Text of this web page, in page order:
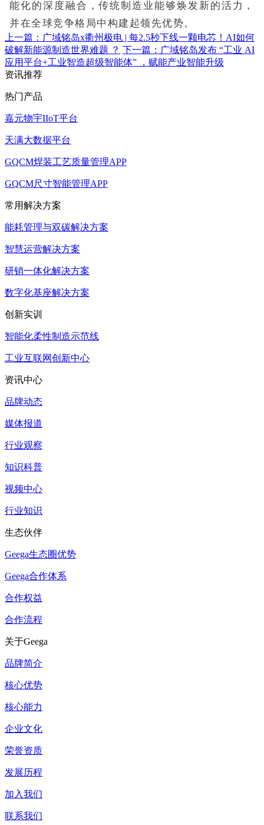
能化的深度融合，传统制造业能够焕发新的活力，
并在全球竞争格局中构建起领先优势。
上一篇：广域铭岛x衢州极电 | 每2.5秒下线一颗电芯！AI如何
破解新能源制造世界难题 ？ 下一篇：广域铭岛发布 “工业 AI
应用平台+工业智造超级智能体” ，赋能产业智能升级
资讯推荐
热门产品
嘉元物宇IIoT平台
天满大数据平台
GQCM焊装工艺质量管理APP
GQCM尺寸智能管理APP
常用解决方案
能耗管理与双碳解决方案
智慧运营解决方案
研销一体化解决方案
数字化基座解决方案
创新实训
智能化柔性制造示范线
工业互联网创新中心
资讯中心
品牌动态
媒体报道
行业观察
知识科普
视频中心
行业知识
生态伙伴
Geega生态圈优势
Geega合作体系
合作权益
合作流程
关于Geega
品牌简介
核心优势
核心能力
企业文化
荣誉资质
发展历程
加入我们
联系我们